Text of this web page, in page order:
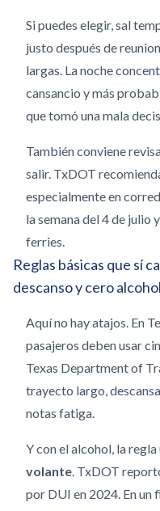
Si puedes elegir, sal
justo después de
largas. La noche
cansancio y más
que tomó una mala
También conviene
salir. TxDOT
especialmente en
la semana del 4 de julio
ferries.
Reglas básicas que sí
descanso y cero
Aquí no hay atajos. En
pasajeros deben usar
Texas Department of
trayecto largo,
notas fatiga.
Y con el alcohol, la regla
volante. TxDOT
por DUI en 2024. En un